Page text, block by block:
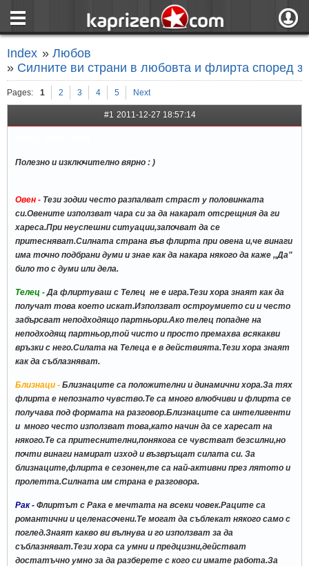
Index »Любов
» Силните ви страни в любовта и флирта според
Pages: 1 2 3 4 5 Next
#1 2011-12-27 18:57:14
Полезно и изключително вярно : )
Овен - Тези зодии често разпалват страст у половинката
си.Овените използват чара си за да накарат отсрещния да ги
хареса.При неуспешни ситуации,започват да се
притесняват.Силната страна във флирта при овена и,че винаги
има точно подбрани думи и знае как да накара някого да каже ,,Да"
било то с думи или дела.
Телец -Да флиртуваш с Телец не е игра.Тези хора знаят как да
получат това което искат.Използват остроумието си и често
забърсват неподходящо партньори.Ако телец попадне на
неподходящ партньор,той чисто и просто премахва всякакви
връзки с него.Силата на Телеца е в действията.Тези хора знаят
как да съблазняват.
Близнаци - Близнаците са положителни и динамични хора.За тях
флирта е непознато чувство.Те са много влюбчиви и флирта се
получава под формата на разговор.Близнаците са интелигенти
и много често използват това,като начин да се харесат на
някого.Те са притеснителни,понякога се чувстват безсилни,но
почти винаги намират изход и възвръщат силата си. За
близнаците,флирта е сезонен,те са най-активни през лятото и
пролетта.Силната им страна е разговора.
Рак - Флиртът с Рака е мечтата на всеки човек.Раците са
романтични и целенасочени.Те могат да съблекат някого само с
поглед.Знаят какво ви вълнува и го използват за да
съблазняват.Тези хора са умни и предцизни,действат
достатъчно умно за да разберете с кого си имате работа.За